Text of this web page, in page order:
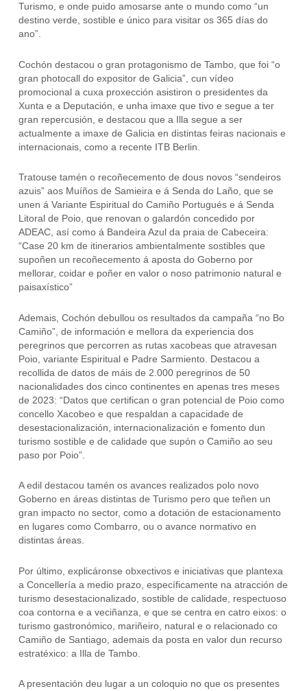
Turismo, e onde puido amosarse ante o mundo como “un
destino verde, sostible e único para visitar os 365 días do
ano”.
Cochón destacou o gran protagonismo de Tambo, que foi “o
gran photocall do expositor de Galicia”, cun vídeo
promocional a cuxa proxección asistiron o presidentes da
Xunta e a Deputación, e unha imaxe que tivo e segue a ter
gran repercusión, e destacou que a Illa segue a ser
actualmente a imaxe de Galicia en distintas feiras nacionais e
internacionais, como a recente ITB Berlin.
Tratouse tamén o recoñecemento de dous novos “sendeiros
azuis” aos Muíños de Samieira e á Senda do Laño, que se
unen á Variante Espiritual do Camiño Portugués e á Senda
Litoral de Poio, que renovan o galardón concedido por
ADEAC, así como á Bandeira Azul da praia de Cabeceira:
“Case 20 km de itinerarios ambientalmente sostibles que
supoñen un recoñecemento á aposta do Goberno por
mellorar, coidar e poñer en valor o noso patrimonio natural e
paisaxístico”
Ademais, Cochón debullou os resultados da campaña “no Bo
Camiño”, de información e mellora da experiencia dos
peregrinos que percorren as rutas xacobeas que atravesan
Poio, variante Espiritual e Padre Sarmiento. Destacou a
recollida de datos de máis de 2.000 peregrinos de 50
nacionalidades dos cinco continentes en apenas tres meses
de 2023: “Datos que certifican o gran potencial de Poio como
concello Xacobeo e que respaldan a capacidade de
desestacionalización, internacionalización e fomento dun
turismo sostible e de calidade que supón o Camiño ao seu
paso por Poio”.
A edil destacou tamén os avances realizados polo novo
Goberno en áreas distintas de Turismo pero que teñen un
gran impacto no sector, como a dotación de estacionamento
en lugares como Combarro, ou o avance normativo en
distintas áreas.
Por último, explicáronse obxectivos e iniciativas que plantexa
a Concellería a medio prazo, específicamente na atracción de
turismo desestacionalizado, sostible de calidade, respectuoso
coa contorna e a veciñanza, e que se centra en catro eixos: o
turismo gastronómico, mariñeiro, natural e o relacionado co
Camiño de Santiago, ademais da posta en valor dun recurso
estratéxico: a Illa de Tambo.
A presentación deu lugar a un coloquio no que os presentes